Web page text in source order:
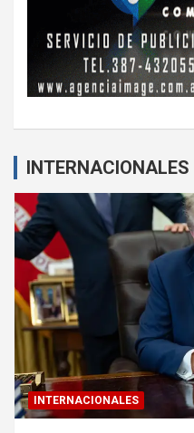
INTERNACIONALES
INTERNACIONALES